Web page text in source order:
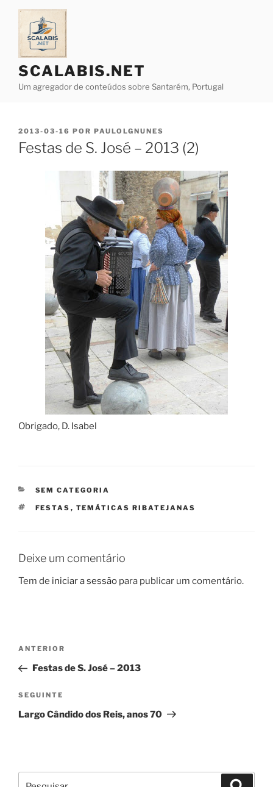
Saltar
conteúdo
SCALABIS.NET
Um agregador de conteúdos sobre Santarém, Portugal
PUBLICADO
EM
2013-03-16 POR PAULOLGNUNES
Festas de S. José – 2013 (2)
Obrigado, D. Isabel
CATEGORIAS
SEM CATEGORIA
ETIQUETAS
FESTAS , TEMÁTICAS RIBATEJANAS
Deixe um comentário
Tem de iniciar a sessão para publicar um comentário.
Navegação
artigos
Conteúdo
anterior
ANTERIOR
Festas de S. José – 2013
Conteúdo
seguinte
SEGUINTE
Largo Cândido dos Reis, anos 70